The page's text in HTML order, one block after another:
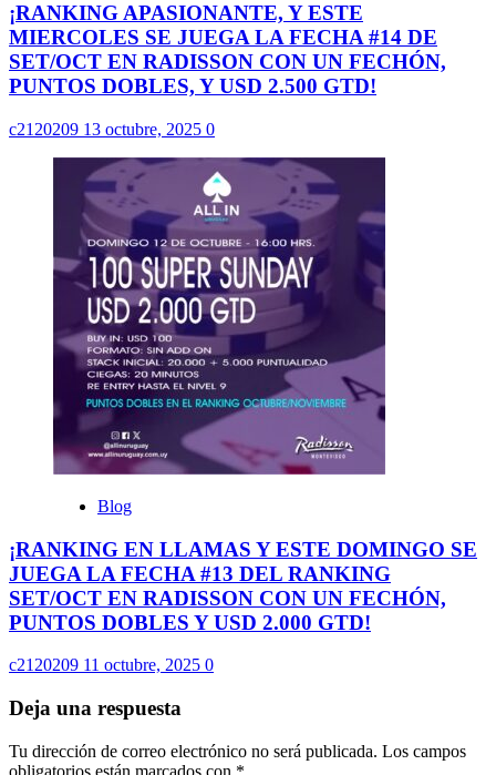
¡RANKING APASIONANTE, Y ESTE
MIERCOLES SE JUEGA LA FECHA #14 DE
SET/OCT EN RADISSON CON UN FECHÓN,
PUNTOS DOBLES, Y USD 2.500 GTD!
c2120209 13 octubre, 2025 0
Blog
¡RANKING EN LLAMAS Y ESTE DOMINGO SE
JUEGA LA FECHA #13 DEL RANKING
SET/OCT EN RADISSON CON UN FECHÓN,
PUNTOS DOBLES Y USD 2.000 GTD!
c2120209 11 octubre, 2025 0
Deja una respuesta
Tu dirección de correo electrónico no será publicada. Los campos
obligatorios están marcados con *